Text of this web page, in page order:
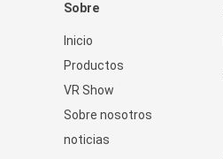
Sobre
Inicio
Productos
VR Show
Sobre nosotros
noticias